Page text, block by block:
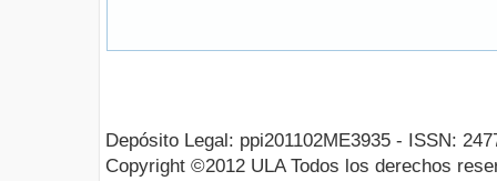
Depósito Legal: ppi201102ME3935 - ISSN:
Copyright ©2012 ULA Todos los derechos